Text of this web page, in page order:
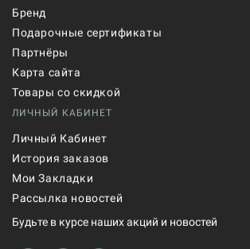
Бренд
Подарочные сертификаты
Партнёры
Карта сайта
Товары со скидкой
ЛИЧНЫЙ КАБИНЕТ
Личный Кабинет
История заказов
Мои Закладки
Рассылка новостей
Будьте в курсе наших акций и новостей